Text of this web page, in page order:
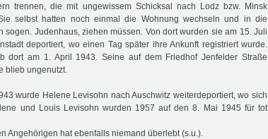
trennen, die mit ungewissem Schicksal nach Lodz bzw. Minsk
selbst hatten noch einmal die Wohnung wechseln und in die
sogen. Judenhaus, ziehen müssen. Von dort wurden sie am 15. Juli
deportiert, wo einen Tag später ihre Ankunft registriert wurde.
dort am 1. April 1943. Seine auf dem Friedhof Jenfelder Straße
blieb ungenutzt.
wurde Helene Levisohn nach Auschwitz weiterdeportiert, wo sich
und Louis Levisohn wurden 1957 auf den 8. Mai 1945 für tot
Angehörigen hat ebenfalls niemand überlebt (s.u.).